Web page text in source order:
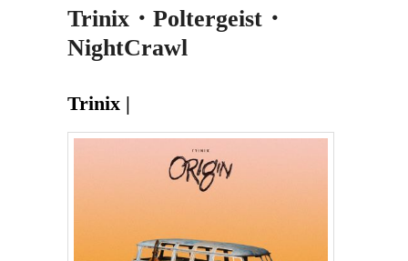
Trinix・Poltergeist・
NightCrawl
Trinix |